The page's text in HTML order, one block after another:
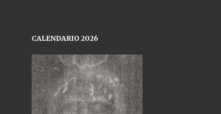
CALENDARIO 2026